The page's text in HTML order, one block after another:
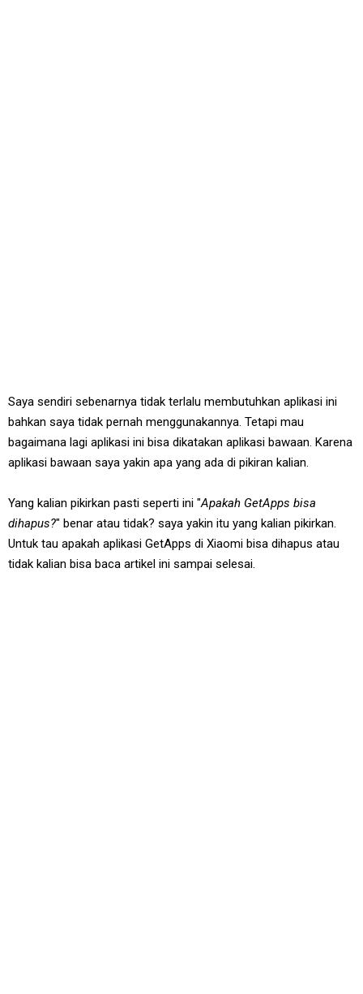
Saya sendiri sebenarnya tidak terlalu membutuhkan aplikasi ini
bahkan saya tidak pernah menggunakannya. Tetapi mau
bagaimana lagi aplikasi ini bisa dikatakan aplikasi bawaan. Karena
aplikasi bawaan saya yakin apa yang ada di pikiran kalian.
Yang kalian pikirkan pasti seperti ini "Apakah GetApps bisa
dihapus?" benar atau tidak? saya yakin itu yang kalian pikirkan.
Untuk tau apakah aplikasi GetApps di Xiaomi bisa dihapus atau
tidak kalian bisa baca artikel ini sampai selesai.